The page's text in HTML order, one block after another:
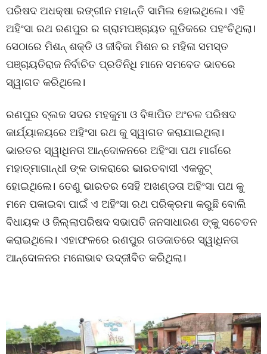
ପରିଷଦ ଅଧକ୍ଷା ରଙ୍ଗୀନ ମହାନ୍ତି ସାମିଲ ହୋଇଥିଲେ। ଏହି
ଅହିଂସା ରଥ ରଣପୁର ର ଗ୍ରାମପଞ୍ଚାୟତ ଗୁଡିକରେ ପହଂଚିଥିଲା।
ସେଠାରେ ମିଶନ୍ ଶକ୍ତି ଓ ଜୀବିକା ମିଶନ ର ମହିଳା ସମସ୍ତ
ପଞ୍ଚାୟତିରାଜ ନିର୍ବାଚିତ ପ୍ରତିନିଧି ମାନେ ସମବେତ ଭାବରେ
ସ୍ୱାଗତ କରିଥିଲେ।
ରଣପୁର ବ୍ଲକ ସଦର ମହକୁମା ଓ ବିଜ୍ଞାପିତ ଅଂଚଳ ପରିଷଦ
କାର୍ଯ୍ୟାଳୟରେ ଅହିଂସା ରଥ କୁ ସ୍ୱାଗତ କରାଯାଇଥିଲା।
ଭାରତର ସ୍ୱାଧିନତା ଆନ୍ଦୋଳନରେ ଅହିଂସା ପଥ ମାର୍ଗରେ
ମହାତ୍ମାଗାନ୍ଧୀ ଙ୍କ ଡାକରାରେ ଭାରତବାସୀ ଏକଜୁଟ୍
ହୋଇଥିଲେ। ତେଣୁ ଭାରତର ସେହି ଅଖଣ୍ଡତା ଅହିଂସା ପଥ କୁ
ମନେ ପକାଇବା ପାଇଁ ଏ ଅହିଂସା ରଥ ପରିକ୍ରମା କରୁଛି ବୋଲି
ବିଧାୟକ ଓ ଜିଲ୍ଲାପରିଷଦ ସଭାପତି ଜନସାଧାରଣ ଙ୍କୁ ସଚେତନ
କରାଇଥିଲେ। ଏହାଫଳରେ ରଣପୁର ଗଡଜାତରେ ସ୍ୱାଧିନତା
ଆନ୍ଦୋଳନର ମନୋଭାବ ଉଦ୍‌ଜୀବିତ କରିଥିଲା।